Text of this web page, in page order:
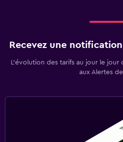
Recevez une
L’évolution des tarifs au jour le
aux Alertes